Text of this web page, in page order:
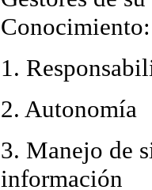
Conocimiento:
1.
2. Autonomía
3. Manejo de
información